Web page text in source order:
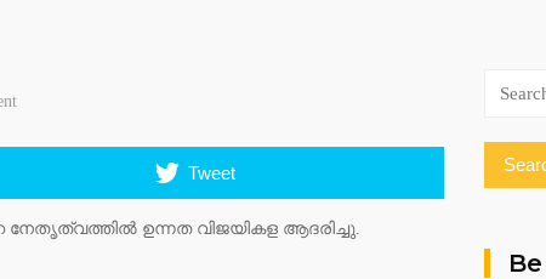
Tweet
ഉന്നത വിജയികള ആദരിച്ചു.